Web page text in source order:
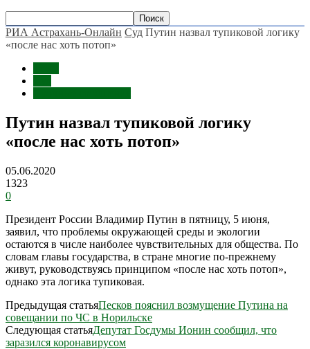
РИА Астрахань-Онлайн Суд Путин назвал тупиковой логику
«после нас хоть потоп»
Путин назвал тупиковой логику
«после нас хоть потоп»
05.06.2020
1323
0
Президент России Владимир Путин в пятницу, 5 июня,
заявил, что проблемы окружающей среды и экологии
остаются в числе наиболее чувствительных для общества. По
словам главы государства, в стране многие по-прежнему
живут, руководствуясь принципом «после нас хоть потоп»,
однако эта логика тупиковая.
Предыдущая статьяПесков пояснил возмущение Путина на
совещании по ЧС в Норильске
Следующая статьяДепутат Госдумы Ионин сообщил, что
заразился коронавирусом